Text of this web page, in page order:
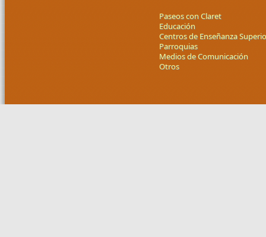
Paseos con Claret
Educación
Centros de Enseñanza
Parroquias
Medios de Comunicación
Otros